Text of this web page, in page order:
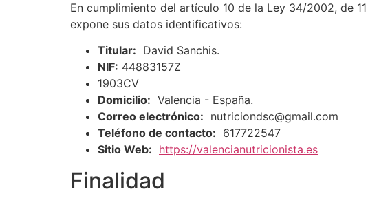
En cumplimiento del artículo 10 de la Ley 34/2002, de
expone sus datos identificativos:
Titular: David Sanchis.
NIF: 44883157Z
1903CV
Domicilio: Valencia - España.
Correo electrónico: nutriciondsc@gmail.com
Teléfono de contacto: 617722547
Sitio Web: https://valencianutricionista.es
Finalidad